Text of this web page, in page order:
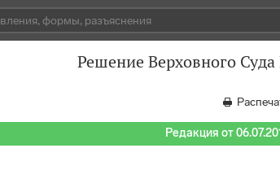
Решение Верховного
Редакция от